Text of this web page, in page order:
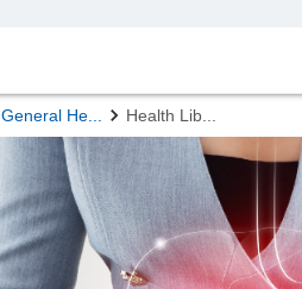
General He... Health Lib...